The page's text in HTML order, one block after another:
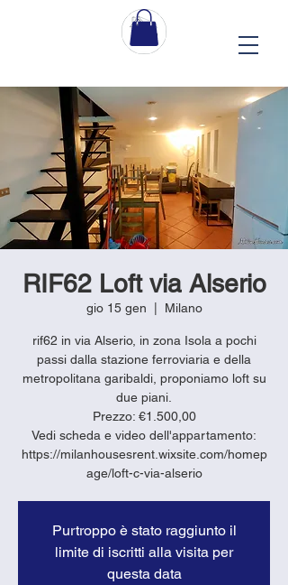
RIF62 Loft via Alserio
gio 15 gen Milano
rif62 in via Alserio, in zona Isola a pochi
passi dalla stazione ferroviaria e della
metropolitana garibaldi, proponiamo loft su
due piani.
Prezzo: €1.500,00
Vedi scheda e video dell'appartamento:
https://milanhousesrent.wixsite.com/homep
age/loft-c-via-alserio
Purtroppo è stato raggiunto il
limite di iscritti alla visita per
questa data